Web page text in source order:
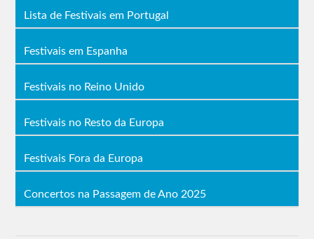
Lista de Festivais em Portugal
Festivais em Espanha
Festivais no Reino Unido
Festivais no Resto da Europa
Festivais Fora da Europa
Concertos na Passagem de Ano 2025